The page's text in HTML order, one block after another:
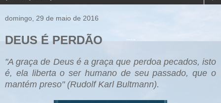
domingo, 29 de maio de 2016
DEUS É PERDÃO
"A graça de Deus é a graça que perdoa pecados, isto
é, ela liberta o ser humano de seu passado, que o
mantém preso" (Rudolf Karl Bultmann).